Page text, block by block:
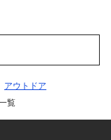
アウトドア
覧